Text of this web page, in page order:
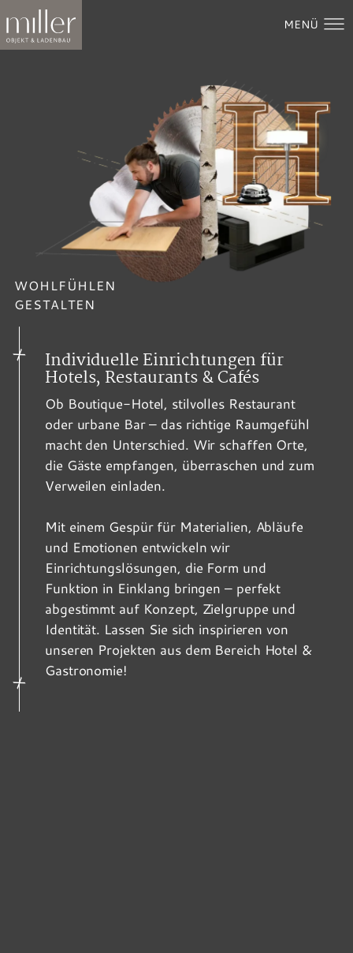
MENÜ
Individuelle Einrichtungen für
Hotels, Restaurants & Cafés
Ob Boutique-Hotel, stilvolles Restaurant
oder urbane Bar – das richtige Raumgefühl
macht den Unterschied. Wir schaffen Orte,
die Gäste empfangen, überraschen und zum
Verweilen einladen.
Mit einem Gespür für Materialien, Abläufe
und Emotionen entwickeln wir
Einrichtungslösungen, die Form und
Funktion in Einklang bringen – perfekt
abgestimmt auf Konzept, Zielgruppe und
Identität. Lassen Sie sich inspirieren von
unseren Projekten aus dem Bereich Hotel &
Gastronomie!
WOHLFÜHLEN
GESTALTEN